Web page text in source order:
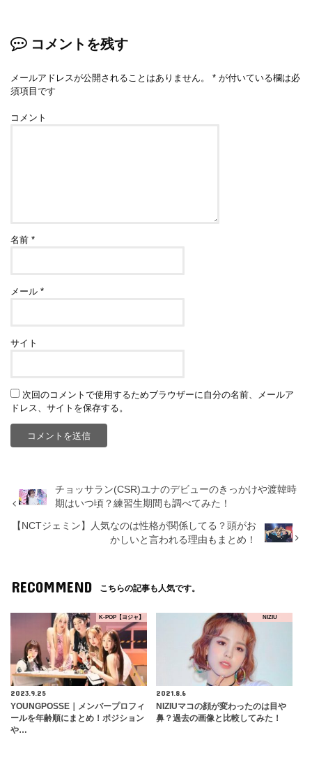
コメントを残す
メールアドレスが公開されることはありません。 * が付いている欄は必
須項目です
コメント
名前*
メール*
サイト
次回のコメントで使用するためブラウザーに自分の名前、メールア
ドレス、サイトを保存する。
チョッサラン(CSR)ユナのデビューのきっかけや渡韓時
期はいつ頃？練習生期間も調べてみた！
【NCTジェミン】人気なのは性格が関係してる？頭がお
かしいと言われる理由もまとめ！
RECOMMEND こちらの記事も人気です。
K-POP【ヨジャ】
2023.9.25
YOUNGPOSSE｜メンバープロフィ
ールを年齢順にまとめ！ポジション
や…
NIZIU
2021.8.6
NIZIUマコの顔が変わったのは目や
鼻？過去の画像と比較してみた！